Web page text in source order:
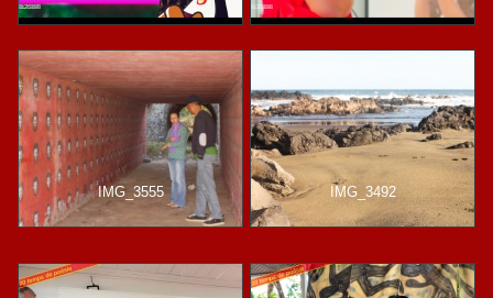
IMG_3555 IMG_3492